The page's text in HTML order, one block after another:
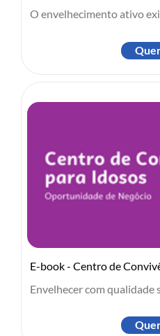
O envelhecimento ativo
Envelhecer com